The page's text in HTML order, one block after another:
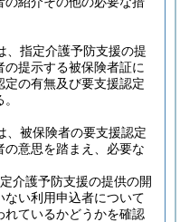
、指定介護予防支援の提
提示する被保険者証に
定の有無及び要支援認定
、被保険者の要支援認定
意思を踏まえ、必要な
介護予防支援の提供の開
い利用申込者について
れているかどうかを確認